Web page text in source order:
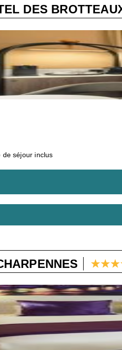
DES
de séjour inclus